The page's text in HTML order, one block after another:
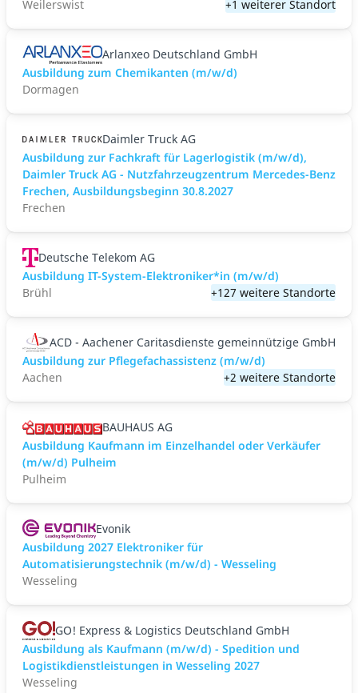
Weilerswist
+1 weiterer Standort
Arlanxeo Deutschland GmbH
Ausbildung zum Chemikanten (m/w/d)
Dormagen
Daimler Truck AG
Ausbildung zur Fachkraft für Lagerlogistik (m/w/d),
Daimler Truck AG - Nutzfahrzeugzentrum Mercedes-Benz
Frechen, Ausbildungsbeginn 30.8.2027
Frechen
Deutsche Telekom AG
Ausbildung IT-System-Elektroniker*in (m/w/d)
Brühl
+127 weitere Standorte
ACD - Aachener Caritasdienste gemeinnützige GmbH
Ausbildung zur Pflegefachassistenz (m/w/d)
Aachen
+2 weitere Standorte
BAUHAUS AG
Ausbildung Kaufmann im Einzelhandel oder Verkäufer
(m/w/d) Pulheim
Pulheim
Evonik
Ausbildung 2027 Elektroniker für
Automatisierungstechnik (m/w/d) - Wesseling
Wesseling
GO! Express & Logistics Deutschland GmbH
Ausbildung als Kaufmann (m/w/d) - Spedition und
Logistikdienstleistungen in Wesseling 2027
Wesseling